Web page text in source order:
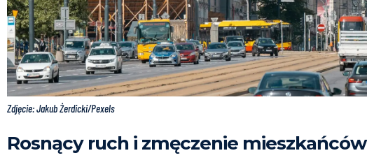
Zdjęcie: Jakub Żerdicki/Pexels
Rosnący ruch i zmęczenie mieszkańców